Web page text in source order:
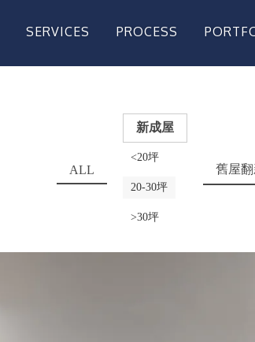
SERVICES
服務項目
PROCESS
服務流程
專案
ALL
新成屋
<20坪
20-30坪
>30坪
舊屋